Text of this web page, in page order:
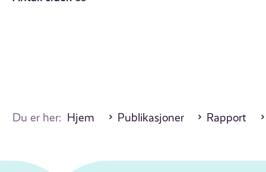
Du er her: Hjem Publikasjoner Rapport